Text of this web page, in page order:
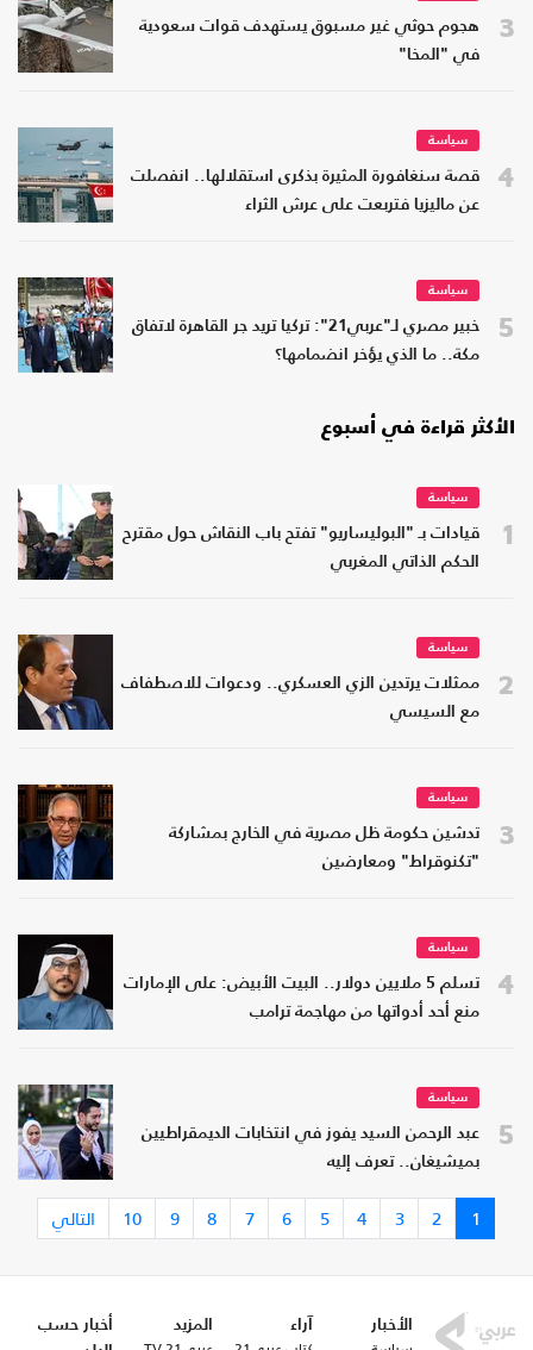
3
هجوم حوثي غير مسبوق يستهدف قوات سعودية
في "المخا"
4
سياسة
قصة سنغافورة المثيرة بذكرى استقلالها.. انفصلت
عن ماليزيا فتربعت على عرش الثراء
5
سياسة
خبير مصري لـ"عربي21": تركيا تريد جر القاهرة لاتفاق
مكة.. ما الذي يؤخر انضمامها؟
الأكثر قراءة في أسبوع
1
سياسة
قيادات بـ "البوليساريو" تفتح باب النقاش حول مقترح
الحكم الذاتي المغربي
2
سياسة
ممثلات يرتدين الزي العسكري.. ودعوات للاصطفاف
مع السيسي
3
سياسة
تدشين حكومة ظل مصرية في الخارج بمشاركة
"تكنوقراط" ومعارضين
4
سياسة
تسلم 5 ملايين دولار.. البيت الأبيض: على الإمارات
منع أحد أدواتها من مهاجمة ترامب
5
سياسة
عبد الرحمن السيد يفوز في انتخابات الديمقراطيين
بميشيغان.. تعرف إليه
1
2
3
4
5
6
7
8
9
10 التالي
الأخبار آراء المزيد
أخبار حسب